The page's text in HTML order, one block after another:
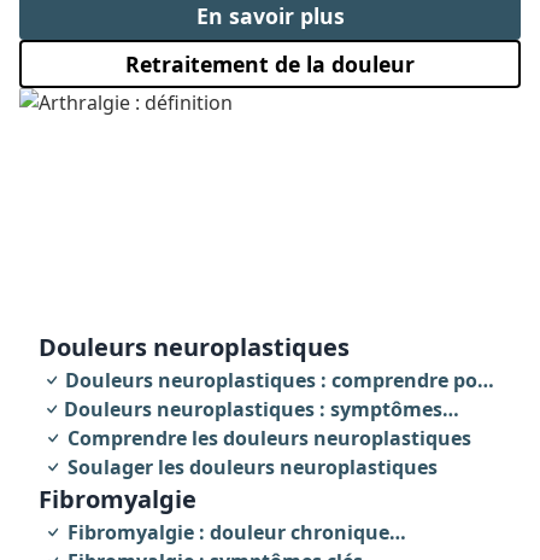
En savoir plus
Retraitement de la douleur
fibromyalgie
Fibromyalgie : douleur chronique
douleurs neuroplastiques
Douleurs neuroplastiques : comprendre pour
agir
Douleurs neuroplastiques : symptômes
révélateurs
Comprendre les douleurs neuroplastiques
Soulager les douleurs neuroplastiques